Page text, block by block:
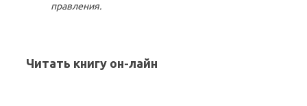
правления.
Читать книгу он-лайн